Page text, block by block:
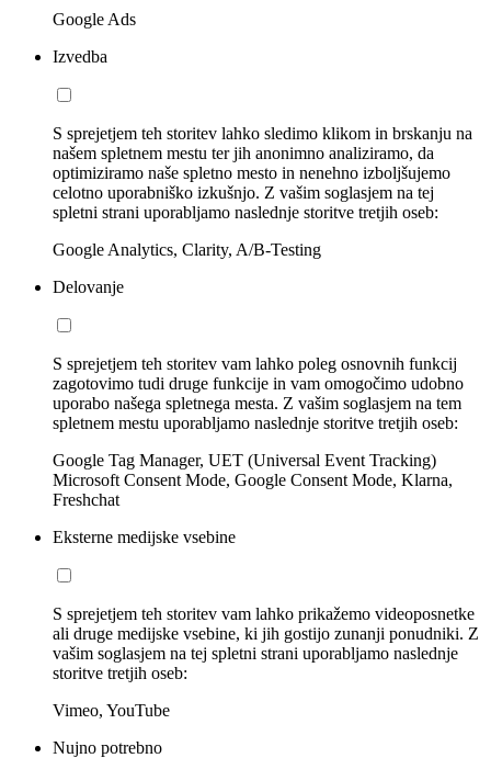
Google Ads
Izvedba
S sprejetjem teh storitev lahko sledimo klikom in brskanju na
našem spletnem mestu ter jih anonimno analiziramo, da
optimiziramo naše spletno mesto in nenehno izboljšujemo
celotno uporabniško izkušnjo. Z vašim soglasjem na tej
spletni strani uporabljamo naslednje storitve tretjih oseb:
Google Analytics, Clarity, A/B-Testing
Delovanje
S sprejetjem teh storitev vam lahko poleg osnovnih funkcij
zagotovimo tudi druge funkcije in vam omogočimo udobno
uporabo našega spletnega mesta. Z vašim soglasjem na tem
spletnem mestu uporabljamo naslednje storitve tretjih oseb:
Google Tag Manager, UET (Universal Event Tracking)
Microsoft Consent Mode, Google Consent Mode, Klarna,
Freshchat
Eksterne medijske vsebine
S sprejetjem teh storitev vam lahko prikažemo videoposnetke
ali druge medijske vsebine, ki jih gostijo zunanji ponudniki. Z
vašim soglasjem na tej spletni strani uporabljamo naslednje
storitve tretjih oseb:
Vimeo, YouTube
Nujno potrebno